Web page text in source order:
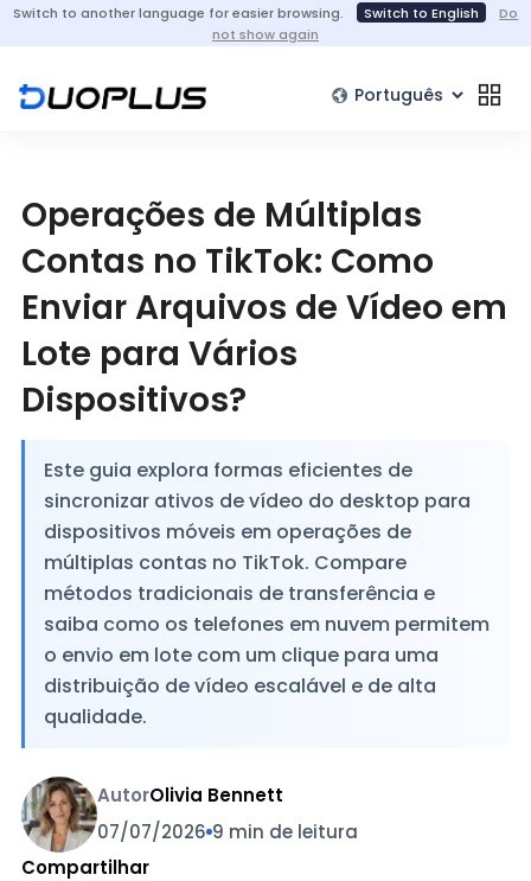
Switch to another language for easier browsing. Switch to English
Do
not show again
Operações de Múltiplas
Contas no TikTok: Como
Enviar Arquivos de Vídeo em
Lote para Vários
Dispositivos?
Este guia explora formas eficientes de
sincronizar ativos de vídeo do desktop para
dispositivos móveis em operações de
múltiplas contas no TikTok. Compare
métodos tradicionais de transferência e
saiba como os telefones em nuvem permitem
o envio em lote com um clique para uma
distribuição de vídeo escalável e de alta
qualidade.
AutorOlivia Bennett
07/07/2026 9 min de leitura
Compartilhar